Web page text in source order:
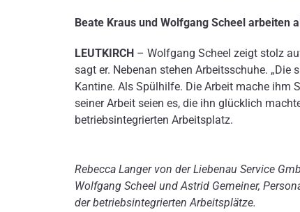
Beate Kraus und Wolfgang Scheel
LEUTKIRCH– Wolfgang Scheel zeigt stolz
sagt er. Nebenan stehen Arbeitsschuhe.
Kantine. Als Spülhilfe. Die Arbeit mache ihm
seiner Arbeit seien es, die ihn glücklich
betriebsintegrierten Arbeitsplatz.
Rebecca Langer von der Liebenau Service
Wolfgang Scheel und Astrid Gemeiner,
der betriebsintegrierten Arbeitsplätze.